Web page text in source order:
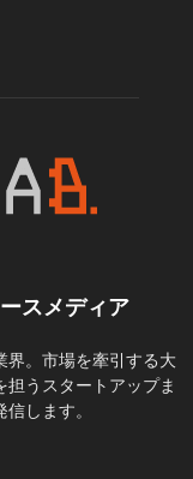
スメディア
界。市場を牽引する大
うスタートアップま
します。